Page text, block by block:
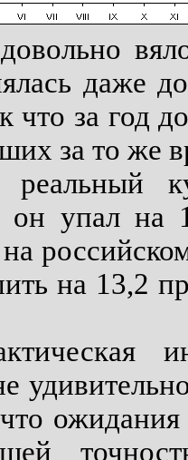
даже
что за год
за то же
реальный
он упал
на 13,2